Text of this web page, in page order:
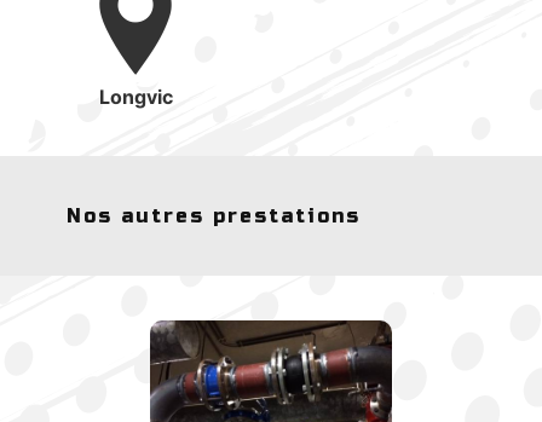
Longvic
Nos autres prestations